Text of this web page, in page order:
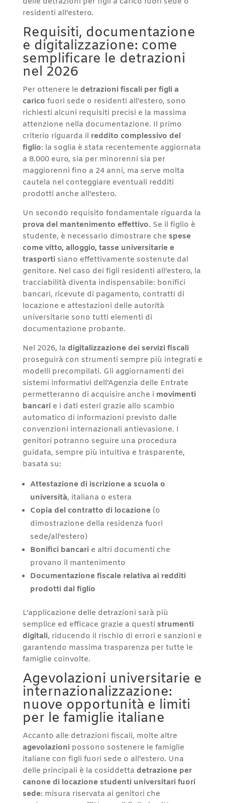
residenti all’estero.
Requisiti, documentazione
e digitalizzazione: come
semplificare le detrazioni
nel 2026
Per ottenere le detrazioni fiscali per figli a
carico fuori sede o residenti all’estero, sono
richiesti alcuni requisiti precisi e la massima
attenzione nella documentazione. Il primo
criterio riguarda il reddito complessivo del
figlio: la soglia è stata recentemente aggiornata
a 8.000 euro, sia per minorenni sia per
maggiorenni fino a 24 anni, ma serve molta
cautela nel conteggiare eventuali redditi
prodotti anche all’estero.
Un secondo requisito fondamentale riguarda la
prova del mantenimento effettivo. Se il figlio è
studente, è necessario dimostrare che spese
come vitto, alloggio, tasse universitarie e
trasportisiano effettivamente sostenute dal
genitore. Nel caso dei figli residenti all’estero, la
tracciabilità diventa indispensabile: bonifici
bancari, ricevute di pagamento, contratti di
locazione e attestazioni delle autorità
universitarie sono tutti elementi di
documentazione probante.
Nel 2026, la digitalizzazione dei servizi fiscali
proseguirà con strumenti sempre più integrati e
modelli precompilati. Gli aggiornamenti dei
sistemi informativi dell’Agenzia delle Entrate
permetteranno di acquisire anche i movimenti
bancarie i dati esteri grazie allo scambio
automatico di informazioni previsto dalle
convenzioni internazionali antievasione. I
genitori potranno seguire una procedura
guidata, sempre più intuitiva e trasparente,
basata su:
Attestazione di iscrizione a scuola o
università, italiana o estera
Copia del contratto di locazione(o
dimostrazione della residenza fuori
sede/all’estero)
Bonifici bancarie altri documenti che
provano il mantenimento
Documentazione fiscale relativa ai redditi
prodotti dal figlio
L’applicazione delle detrazioni sarà più
semplice ed efficace grazie a questi strumenti
digitali, riducendo il rischio di errori e sanzioni e
garantendo massima trasparenza per tutte le
famiglie coinvolte.
Agevolazioni universitarie e
internazionalizzazione:
nuove opportunità e limiti
per le famiglie italiane
Accanto alle detrazioni fiscali, molte altre
agevolazionipossono sostenere le famiglie
italiane con figli fuori sede o all’estero. Una
delle principali è la cosiddetta detrazione per
canone di locazione studenti universitari fuori
sede: misura riservata ai genitori che